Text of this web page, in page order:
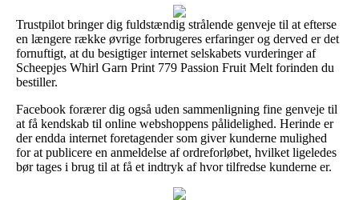
Trustpilot bringer dig fuldstændig strålende genveje til at efterse
en længere række øvrige forbrugeres erfaringer og derved er det
fornuftigt, at du besigtiger internet selskabets vurderinger af
Scheepjes Whirl Garn Print 779 Passion Fruit Melt forinden du
bestiller.
Facebook forærer dig også uden sammenligning fine genveje til
at få kendskab til online webshoppens pålidelighed. Herinde er
der endda internet foretagender som giver kunderne mulighed
for at publicere en anmeldelse af ordreforløbet, hvilket ligeledes
bør tages i brug til at få et indtryk af hvor tilfredse kunderne er.